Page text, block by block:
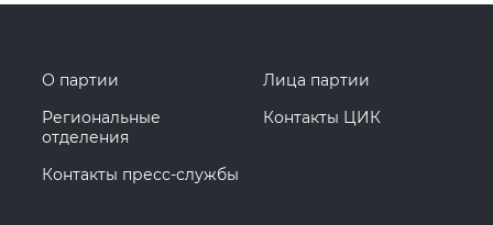
О партии
Лица партии
Региональные
отделения
Контакты ЦИК
Контакты пресс-службы